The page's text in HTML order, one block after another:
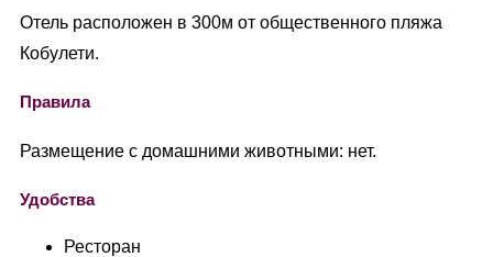
Отель расположен в 300м от общественного пляжа
Кобулети.
Правила
Размещение с домашними животными: нет.
Удобства
Ресторан